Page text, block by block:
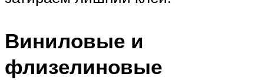
Виниловые и
флизелиновые